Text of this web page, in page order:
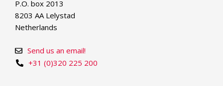
P.O. box 2013
8203 AA Lelystad
Netherlands
+31 (0)320 225 200
Send us an email!